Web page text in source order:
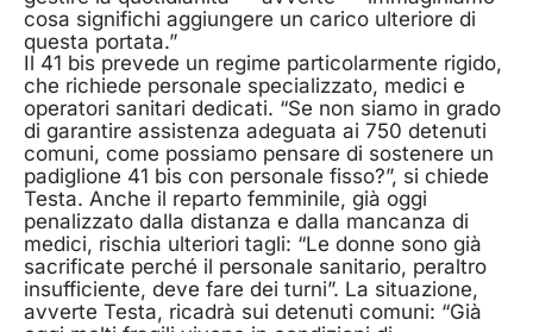
cosa significhi aggiungere un carico ulteriore di
questa portata.”
Il 41 bis prevede un regime particolarmente rigido,
che richiede personale specializzato, medici e
operatori sanitari dedicati. “Se non siamo in grado
di garantire assistenza adeguata ai 750 detenuti
comuni, come possiamo pensare di sostenere un
padiglione 41 bis con personale fisso?”, si chiede
Testa. Anche il reparto femminile, già oggi
penalizzato dalla distanza e dalla mancanza di
medici, rischia ulteriori tagli: “Le donne sono già
sacrificate perché il personale sanitario, peraltro
insufficiente, deve fare dei turni”. La situazione,
avverte Testa, ricadrà sui detenuti comuni: “Già